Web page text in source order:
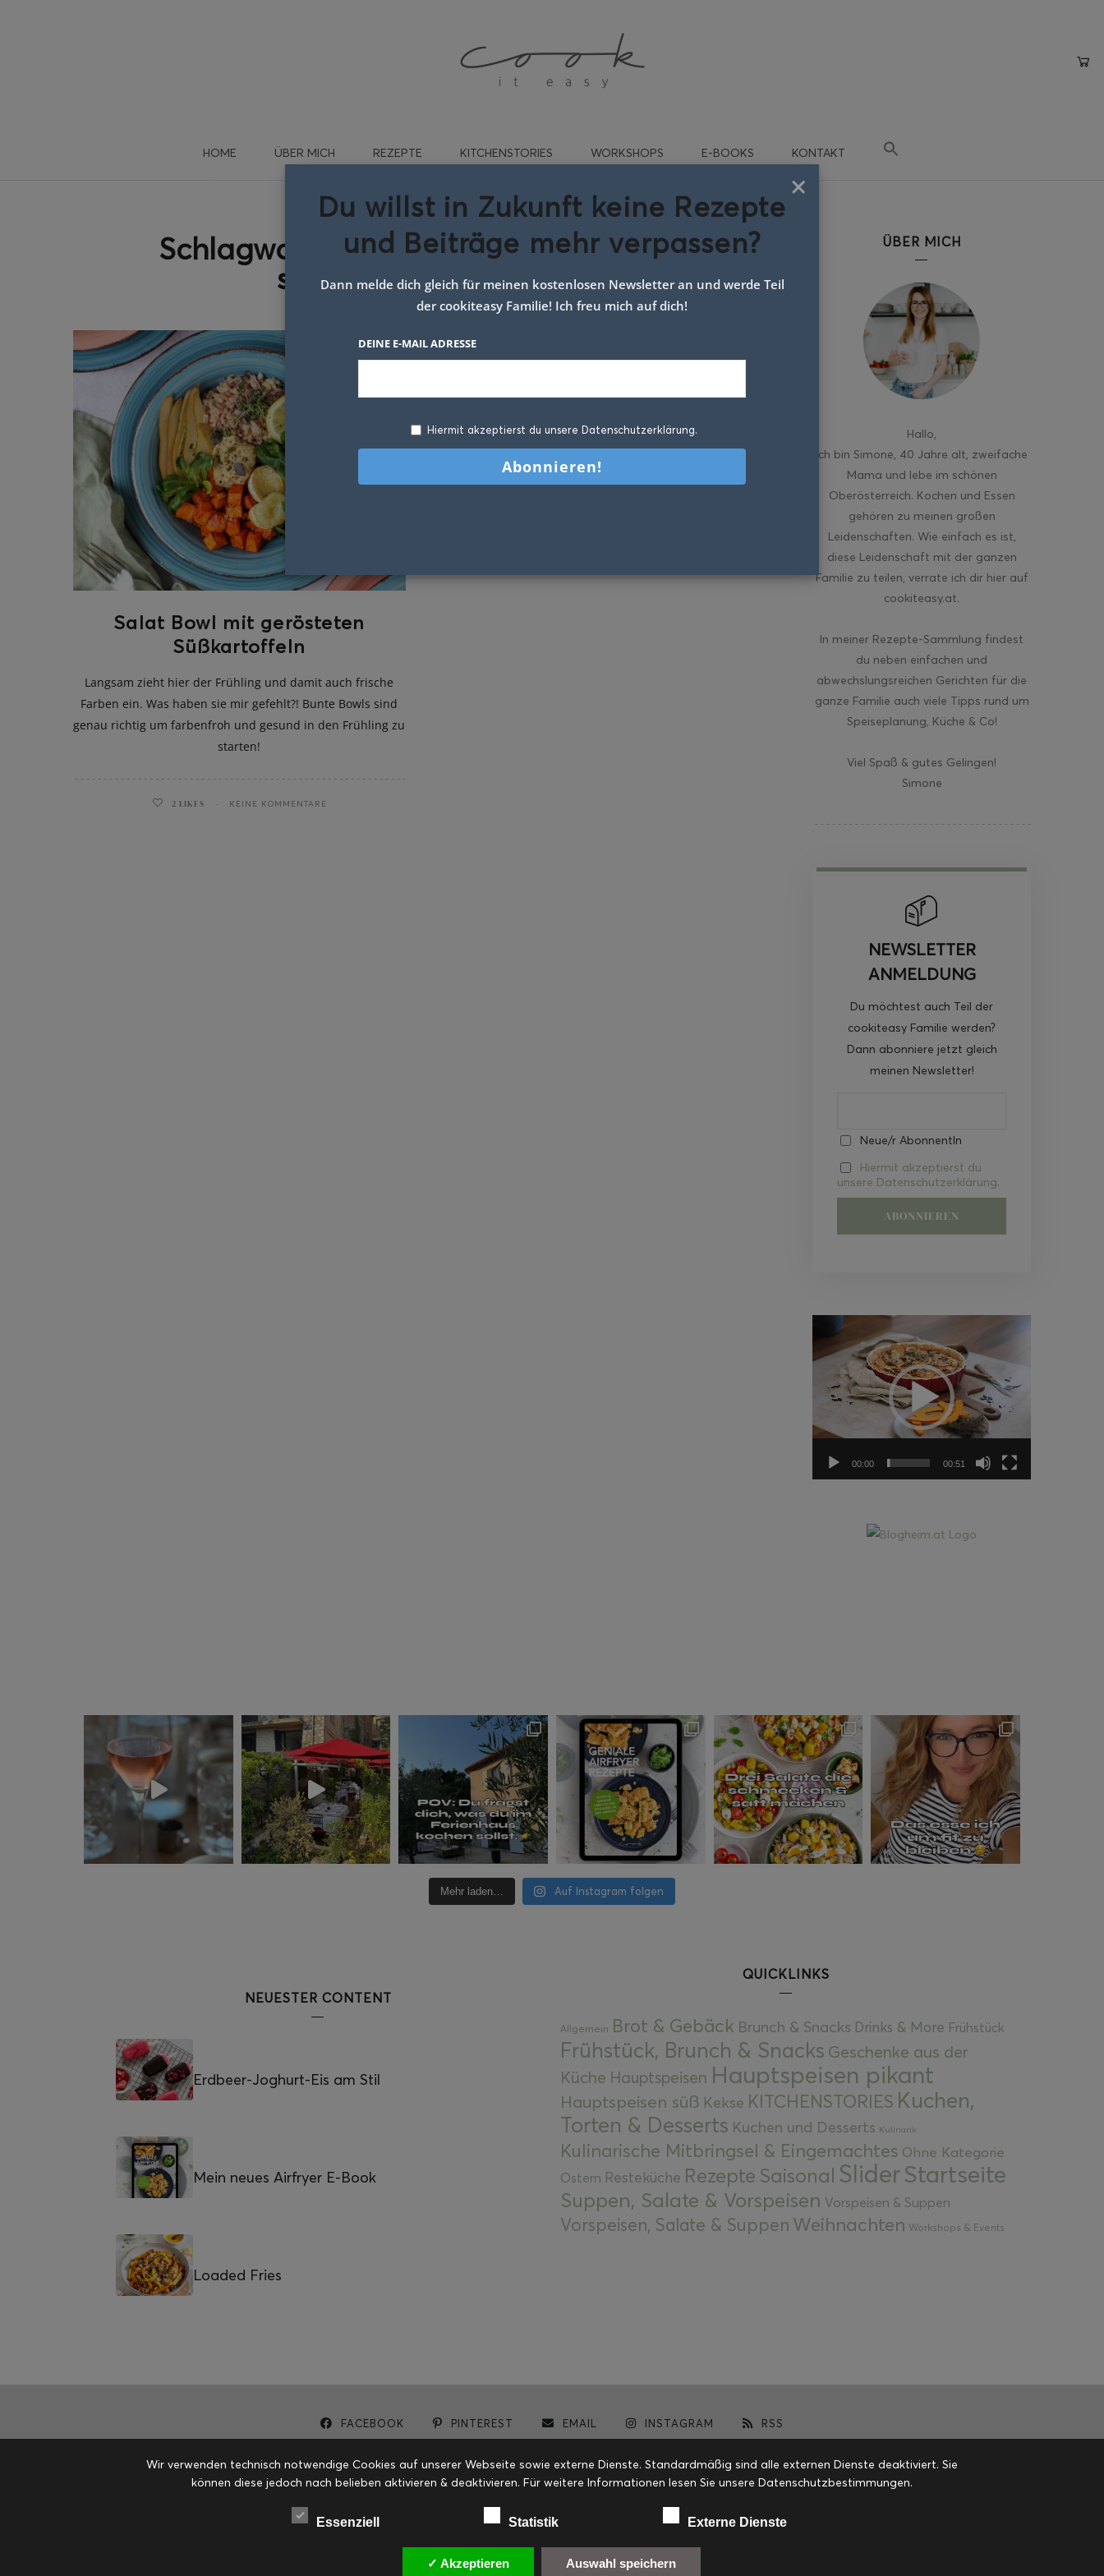
HOME ÜBER MICH REZEPTE KITCHENSTORIES WORKSHOPS E-BOOKS KONTAKT
Schlagwort:
salat bowl mit gerösteten
süßkartoffeln google
Salat Bowl mit gerösteten
Süßkartoffeln
Langsam zieht hier der Frühling und damit auch frische
Farben ein. Was haben sie mir gefehlt?! Bunte Bowls sind
genau richtig um farbenfroh und gesund in den Frühling zu
starten!
2 LIKES KEINE KOMMENTARE
ÜBER MICH
Hallo
ich bin Simone, 40 Jahre alt, zweifache
Mama und lebe im schönen
Oberösterreich. Kochen und Essen
gehören zu meinen großen
Leidenschaften. Wie einfach es ist,
diese Leidenschaft mit der ganzen
Familie zu teilen, verrate ich dir hier auf
cookiteasy.at.
In meiner Rezepte-Sammlung findest
du neben einfachen und
abwechslungsreichen Gerichten für die
ganze Familie auch viele Tipps rund um
Speiseplanung, Küche & Co!
Viel Spaß & gutes Gelingen!
Simone
NEWSLETTER
ANMELDUNG
Du möchtest auch Teil der
cookiteasy Familie werden?
Dann abonniere jetzt gleich
meinen Newsletter!
Neue/r AbonnentIn
Hiermit akzeptierst du
unsere Datenschutzerklärung.
Video-
Player
00:00 00:51
Mehr laden… Auf Instagram folgen
NEUESTER CONTENT
Erdbeer-Joghurt-Eis am Stil
Mein neues Airfryer E-Book
Loaded Fries
QUICKLINKS
Allgemein Brot & Gebäck Brunch & Snacks Drinks & More Frühstück
Frühstück, Brunch & Snacks Geschenke aus der
Küche Hauptspeisen Hauptspeisen pikant
Hauptspeisen süß Kekse KITCHENSTORIES Kuchen,
Torten & Desserts Kuchen und Desserts Kulinarik
Kulinarische Mitbringsel & Eingemachtes Ohne Kategorie
Ostern Resteküche Rezepte Saisonal SliderStartseite
Suppen, Salate & Vorspeisen Vorspeisen & Suppen
Vorspeisen, Salate & Suppen Weihnachten Workshops & Events
FACEBOOK PINTEREST EMAIL INSTAGRAM RSS
×
Du willst in Zukunft keine Rezepte
und Beiträge mehr verpassen?
Dann melde dich gleich für meinen kostenlosen Newsletter an und werde Teil
der cookiteasy Familie! Ich freu mich auf dich!
DEINE E-MAIL ADRESSE
Hiermit akzeptierst du unsere Datenschutzerklärung.
Wir verwenden technisch notwendige Cookies auf unserer Webseite sowie externe Dienste. Standardmäßig sind alle externen Dienste deaktiviert. Sie
können diese jedoch nach belieben aktivieren & deaktivieren. Für weitere Informationen lesen Sie unsere Datenschutzbestimmungen.
Essenziell Statistik Externe Dienste
✓ Akzeptieren Auswahl speichern